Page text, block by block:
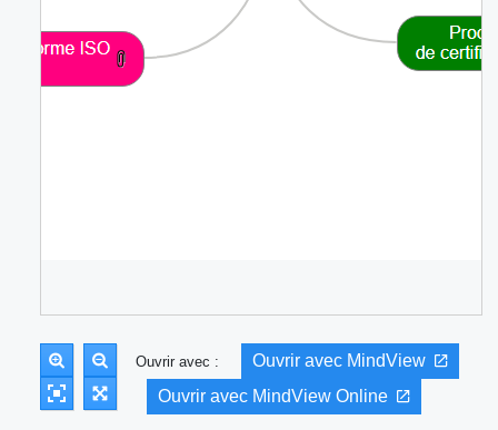
Ouvrir avec :
Ouvrir avec MindView
Ouvrir avec MindView Online